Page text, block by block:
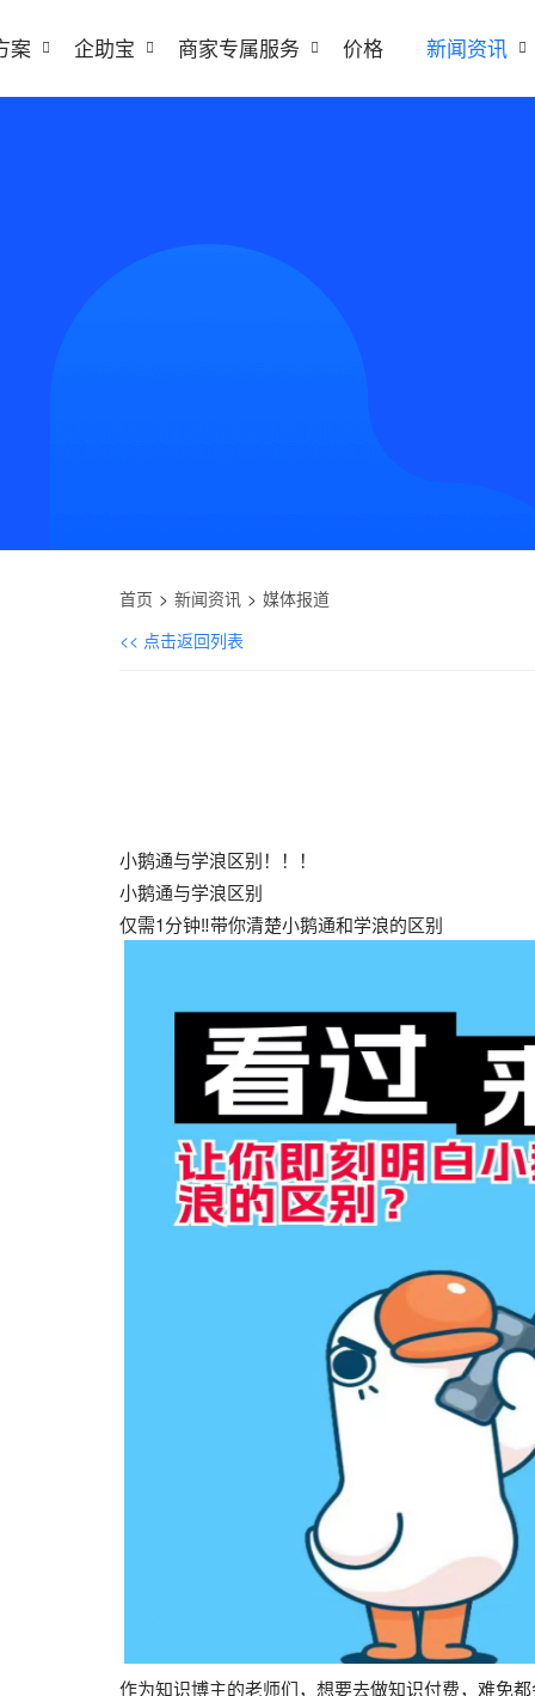
案 企助宝 商家专属服务 价格 新闻资讯
首页 新闻资讯
媒体报道
<< 点击返回列表
小鹅通与学浪区别！！！
小鹅通与学浪区别
仅需1分钟‼带你清楚小鹅通和学浪的区别
作为知识博主的老师们，想要去做知识付费，难免